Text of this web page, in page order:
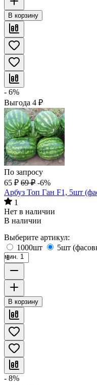
В корзину
- 6%
Выгода 4 ₽
По запросу
65 ₽ 69 ₽ -6%
Арбуз Топ Ган F1, 5шт
1
Нет в наличии
В наличии
Выберите артикул:
1000шт
5шт
мин. 1
В корзину
- 8%